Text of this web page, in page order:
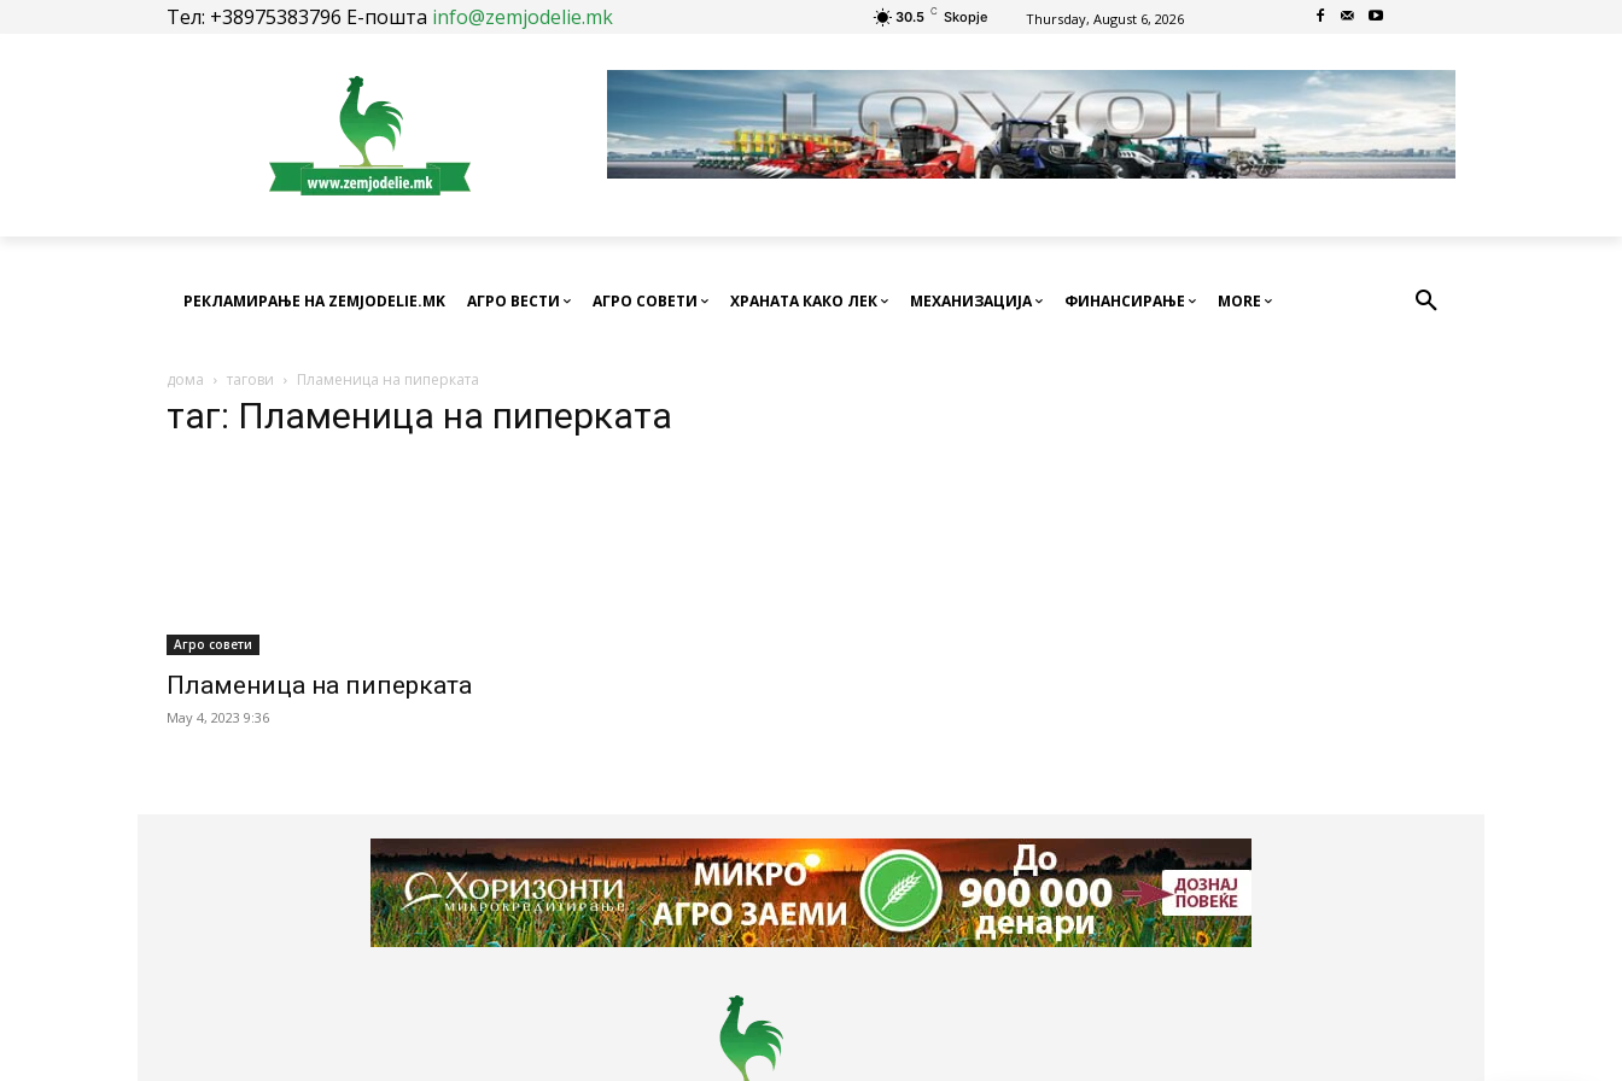
Тел: +38975383796 Е-пошта info@zemjodelie.mk 30.5 C Skopje Thursday, August 6, 2026
РЕКЛАМИРАЊЕ НА ZEMJODELIE.MK АГРО ВЕСТИ АГРО СОВЕТИ ХРАНАТА КАКО ЛЕК МЕХАНИЗАЦИЈА ФИНАНСИРАЊЕ MORE
дома тагови Пламеница на пиперката
таг: Пламеница на пиперката
Агро совети
Пламеница на пиперката
May 4, 2023 9:36